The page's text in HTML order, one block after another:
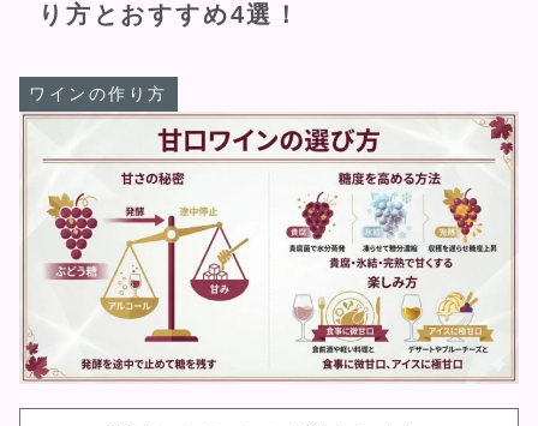
り方とおすすめ4選！
ワインの作り方